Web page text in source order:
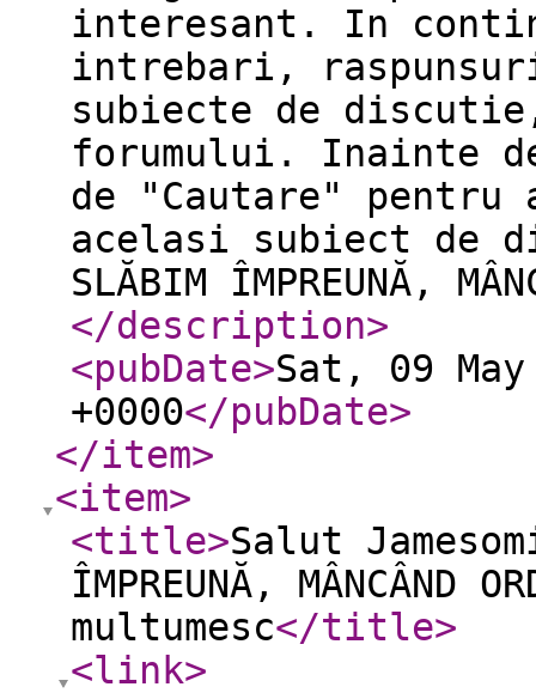
interesant. In
intrebari,
subiecte de
forumului. Inainte
de "Cautare"
acelasi subiect de
SLĂBIM ÎMPREUNĂ,
</description>
<pubDate>Sat, 09
+0000</pubDate>
</item>
<item>
<title>Salut
ÎMPREUNĂ, MÂNCÂND
multumesc</title>
<link>